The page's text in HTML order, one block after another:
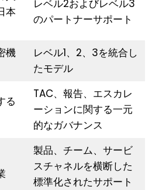
本
レベル2およびレベル3
のパートナーサポート
機
レベル1、2、3を統合し
たモデル
る
TAC、報告、エスカレ
ーションに関する一元
的なガバナンス
製品、チーム、サービ
スチャネルを横断した
標準化されたサポート